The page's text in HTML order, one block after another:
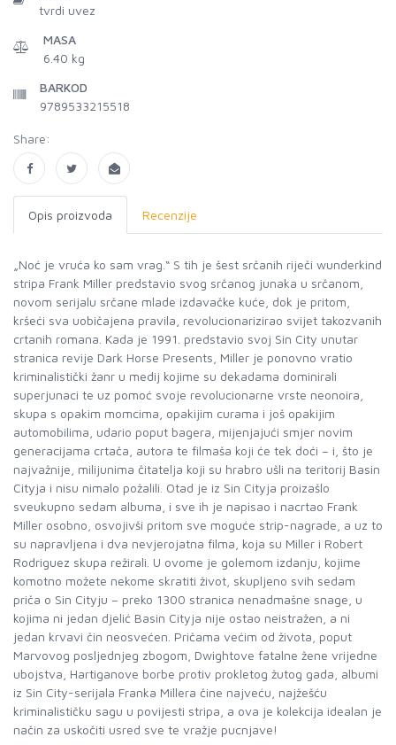
tvrdi uvez
MASA
6.40 kg
BARKOD
9789533215518
Share:
Opis proizvoda Recenzije
„Noć je vruća ko sam vrag.“ S tih je šest srčanih riječi wunderkind
stripa Frank Miller predstavio svog srčanog junaka u srčanom,
novom serijalu srčane mlade izdavačke kuće, dok je pritom,
kršeći sva uobičajena pravila, revolucionarizirao svijet takozvanih
crtanih romana. Kada je 1991. predstavio svoj Sin City unutar
stranica revije Dark Horse Presents, Miller je ponovno vratio
kriminalistički žanr u medij kojime su dekadama dominirali
superjunaci te uz pomoć svoje revolucionarne vrste neonoira,
skupa s opakim momcima, opakijim curama i još opakijim
automobilima, udario poput bagera, mijenjajući smjer novim
generacijama crtača, autora te filmaša koji će tek doći – i, što je
najvažnije, milijunima čitatelja koji su hrabro ušli na teritorij Basin
Cityja i nisu nimalo požalili. Otad je iz Sin Cityja proizašlo
sveukupno sedam albuma, i sve ih je napisao i nacrtao Frank
Miller osobno, osvojivši pritom sve moguće strip-nagrade, a uz to
su napravljena i dva nevjerojatna filma, koja su Miller i Robert
Rodriguez skupa režirali. U ovome je golemom izdanju, kojime
komotno možete nekome skratiti život, skupljeno svih sedam
priča o Sin Cityju – preko 1300 stranica nenadmašne snage, u
kojima ni jedan djelić Basin Cityja nije ostao neistražen, a ni
jedan krvavi čin neosvećen. Pričama većim od života, poput
Marvovog posljednjeg zbogom, Dwightove fatalne žene vrijedne
ubojstva, Hartiganove borbe protiv prokletog žutog gada, albumi
iz Sin City-serijala Franka Millera čine najveću, najžešću
kriminalističku sagu u povijesti stripa, a ova je kolekcija idealan je
način za uskočiti usred sve te vražje pucnjave!